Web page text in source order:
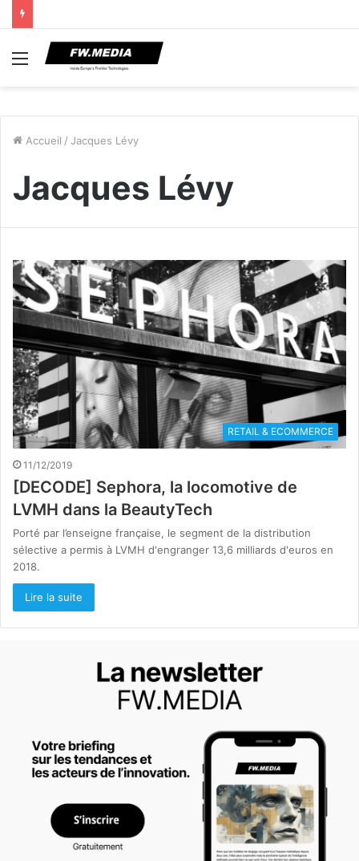
Menu
Accueil / Jacques Lévy
Jacques Lévy
RETAIL & ECOMMERCE
11/12/2019
[DECODE] Sephora, la locomotive de
LVMH dans la BeautyTech
Porté par l’enseigne française, le segment de la distribution
sélective a permis à LVMH d'engranger 13,6 milliards d'euros en
2018.
Lire la suite